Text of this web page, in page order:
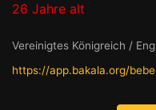
26 Jahre alt
Vereinigtes Königreich /
https://app.bakala.org/